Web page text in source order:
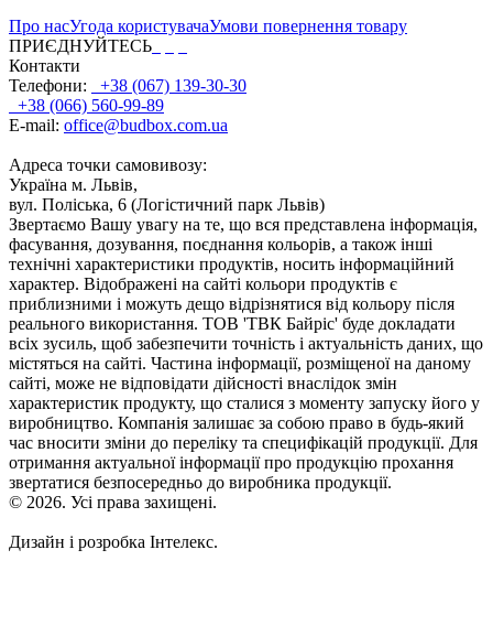
Про насУгода користувачаУмови повернення товару
ПРИЄДНУЙТЕСЬ
Контакти
Телефони:
+38 (067) 139-30-30
+38 (066) 560-99-89
E-mail: office@budbox.com.ua
Адреса точки самовивозу:
Україна м. Львів,
вул. Поліська, 6 (Логістичний парк Львів)
Звертаємо Вашу увагу на те, що вся представлена інформація,
фасування, дозування, поєднання кольорів, а також інші
технічні характеристики продуктів, носить інформаційний
характер. Відображені на сайті кольори продуктів є
приблизними і можуть дещо відрізнятися від кольору після
реального використання. ТОВ 'ТВК Байріс' буде докладати
всіх зусиль, щоб забезпечити точність і актуальність даних, що
містяться на сайті. Частина інформації, розміщеної на даному
сайті, може не відповідати дійсності внаслідок змін
характеристик продукту, що сталися з моменту запуску його у
виробництво. Компанія залишає за собою право в будь-який
час вносити зміни до переліку та специфікацій продукції. Для
отримання актуальної інформації про продукцію прохання
звертатися безпосередньо до виробника продукції.
© 2026. Усі права захищені.
Дизайн і розробка Інтелекс.